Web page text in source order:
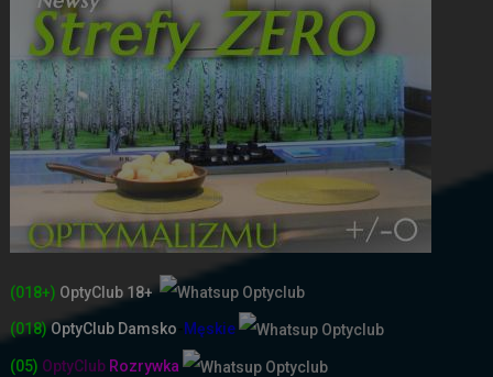
(018+) OptyClub 18+
(018) OptyClub Damsko Męskie
(05) OptyClub Rozrywka